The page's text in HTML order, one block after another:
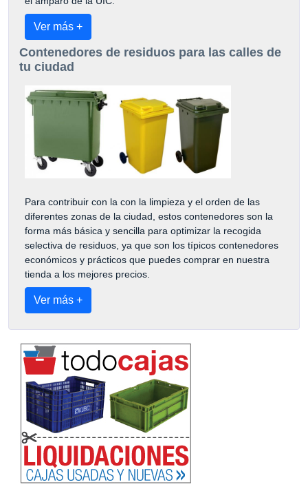
Ver más +
Contenedores de residuos para las calles de
tu ciudad
Para contribuir con la con la limpieza y el orden de las
diferentes zonas de la ciudad, estos contenedores son la
forma más básica y sencilla para optimizar la recogida
selectiva de residuos, ya que son los típicos contenedores
económicos y prácticos que puedes comprar en nuestra
tienda a los mejores precios.
Ver más +